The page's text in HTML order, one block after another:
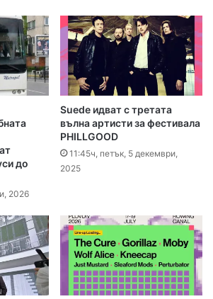
до
2026
Suede идват с третата
вълна артисти за фестивала
PHILLGOOD
11:45ч, петък, 5 декември,
2025